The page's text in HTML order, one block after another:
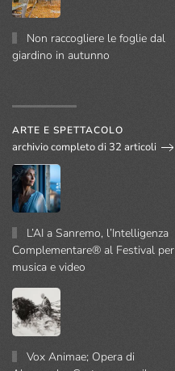
Non raccogliere le foglie dal
giardino in autunno
ARTE E SPETTACOLO
archivio completo di 32 articoli
L’AI a Sanremo, l’Intelligenza
Complementare® al Festival per
musica e video
Vox Animae; Opera di